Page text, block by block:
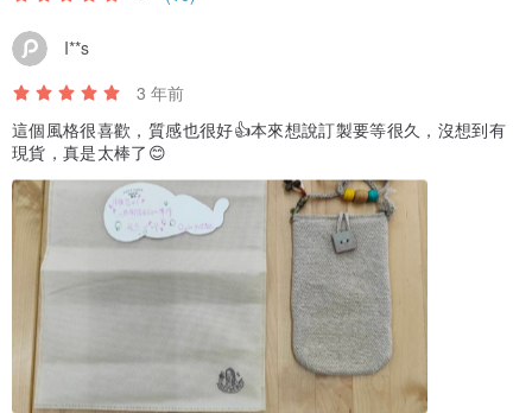
I**s
3 年前
這個風格很喜歡，質感也很好👍本來想說訂製要等很久，沒想到有
現貨，真是太棒了😊